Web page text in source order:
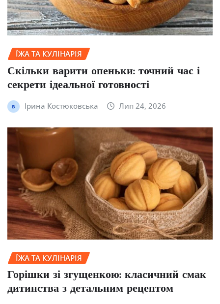
ЇЖА ТА КУЛІНАРІЯ
Скільки варити опеньки: точний час і
секрети ідеальної готовності
Ірина Костюковська Лип 24, 2026
ЇЖА ТА КУЛІНАРІЯ
Горішки зі згущенкою: класичний смак
дитинства з детальним рецептом